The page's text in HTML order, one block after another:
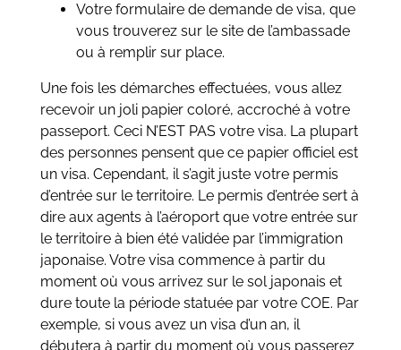
Votre formulaire de demande de visa, que
vous trouverez sur le site de l’ambassade
ou à remplir sur place.
Une fois les démarches effectuées, vous allez
recevoir un joli papier coloré, accroché à votre
passeport. Ceci N’EST PAS votre visa. La plupart
des personnes pensent que ce papier officiel est
un visa. Cependant, il s’agit juste votre permis
d’entrée sur le territoire. Le permis d’entrée sert à
dire aux agents à l’aéroport que votre entrée sur
le territoire à bien été validée par l’immigration
japonaise. Votre visa commence à partir du
moment où vous arrivez sur le sol japonais et
dure toute la période statuée par votre COE. Par
exemple, si vous avez un visa d’un an, il
débutera à partir du moment où vous passerez